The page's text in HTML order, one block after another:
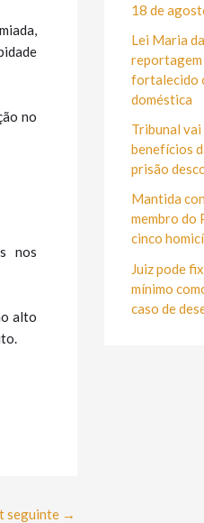
no
nos
alto
seguinte →
a
r
p
o
r
:
18 de
Lei Maria
reportagem
fortalecido
doméstica
Tribunal
benefícios
prisão
Mantida
membro do
cinco
Juiz pode
mínimo
caso de